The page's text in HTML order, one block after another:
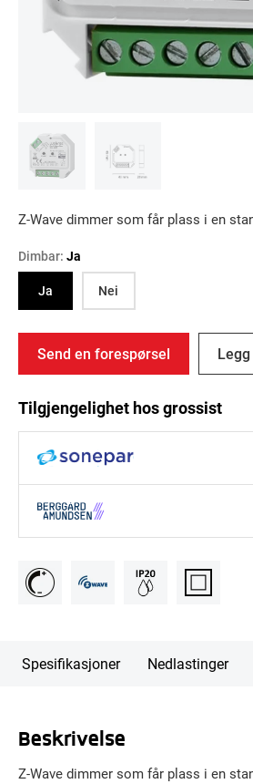
Z-Wave dimmer som får plass i en
Dimbar: Ja
Ja
Nei
Send en forespørsel
Tilgjengelighet hos grossist
Spesifikasjoner Nedlastinger
Beskrivelse
Z-Wave dimmer som får plass i en